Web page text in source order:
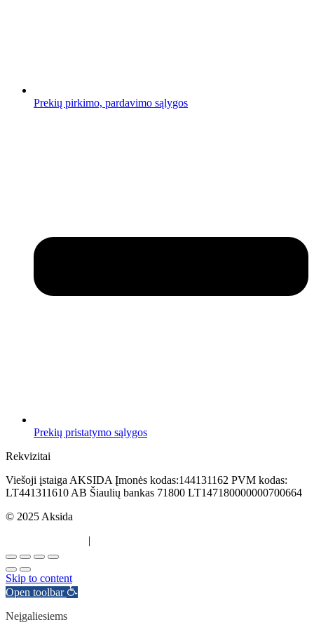
Prekių pirkimo, pardavimo sąlygos
Prekių pristatymo sąlygos
Rekvizitai
Viešoji įstaiga AKSIDA Įmonės kodas:144131162 PVM kodas:
LT441311610 AB Šiaulių bankas 71800 LT147180000000700664
© 2025 Aksida
|
Skip to content
Open toolbar
Neįgaliesiems